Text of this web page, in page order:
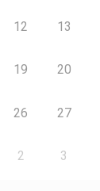
12 13
19 20
26 27
2 3